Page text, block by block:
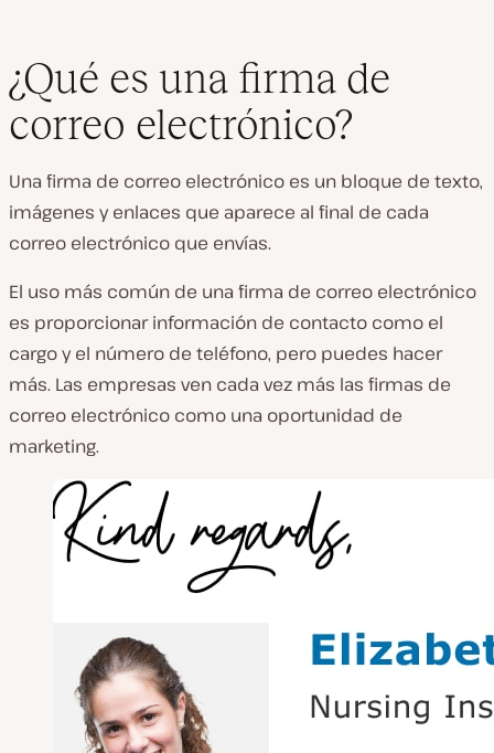
¿Qué es una firma de
correo electrónico?
Una firma de correo electrónico es un bloque de texto,
imágenes y enlaces que aparece al final de cada
correo electrónico que envías.
El uso más común de una firma de correo electrónico
es proporcionar información de contacto como el
cargo y el número de teléfono, pero puedes hacer
más. Las empresas ven cada vez más las firmas de
correo electrónico como una oportunidad de
marketing.